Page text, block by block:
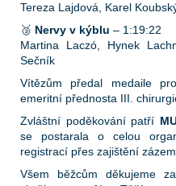
Tereza Lajdová, Karel
🥉 Nervy v kýblu – 1:19:22
Martina Laczó, Hynek
Sečník
Vítězům předal medaile
emeritní přednosta III.
Zvláštní poděkování patří
se postarala o celou
registrací přes zajištění
Všem běžcům děkujeme